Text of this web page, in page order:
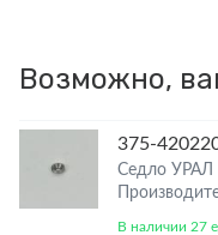
Возможно,
375-
Седло УРАЛ
В наличии 27